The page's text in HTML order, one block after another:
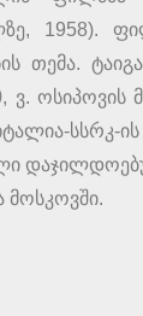
1958).
თემა.
ვ.
სსრკ-